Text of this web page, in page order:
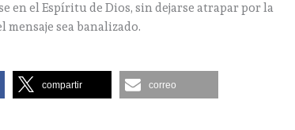
en el Espíritu de Dios, sin dejarse atrapar por la
sea banalizado.
compartir correo